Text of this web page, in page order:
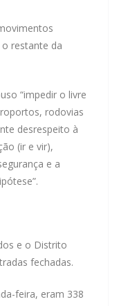
restante da
“impedir o livre
rodovias
desrespeito à
(ir e vir),
e a
e o Distrito
fechadas.
feira, eram 338